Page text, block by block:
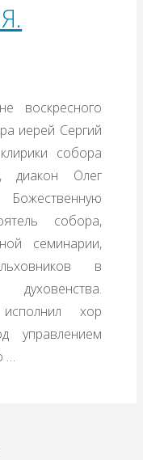
воскресного
иерей Сергий
собора
диакон Олег
собора,
семинарии,
в
хор
управлением
…